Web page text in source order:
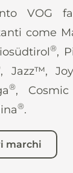
VOG
come
®,
, Jazz™,
®,
®.
marchi